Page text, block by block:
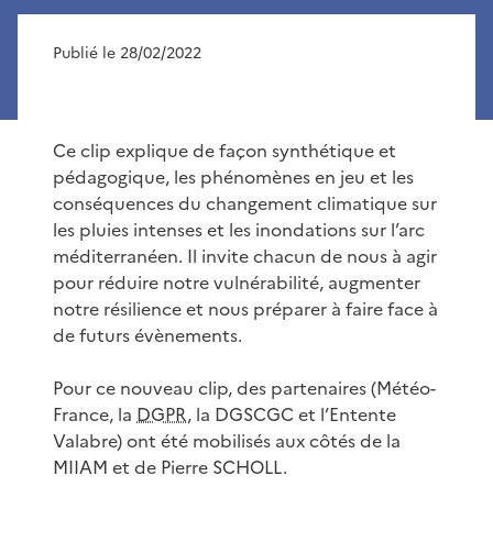
Publié le 28/02/2022
Ce clip explique de façon synthétique et
pédagogique, les phénomènes en jeu et les
conséquences du changement climatique sur
les pluies intenses et les inondations sur l’arc
méditerranéen. Il invite chacun de nous à agir
pour réduire notre vulnérabilité, augmenter
notre résilience et nous préparer à faire face à
de futurs évènements.
Pour ce nouveau clip, des partenaires (Météo-
France, la DGPR, la DGSCGC et l’Entente
Valabre) ont été mobilisés aux côtés de la
MIIAM et de Pierre SCHOLL.